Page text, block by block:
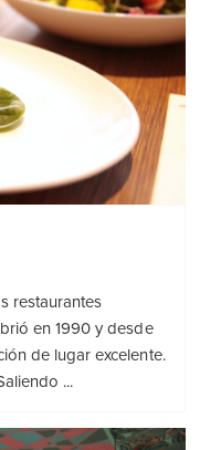
restaurantes
en 1990 y desde
de lugar excelente.
...